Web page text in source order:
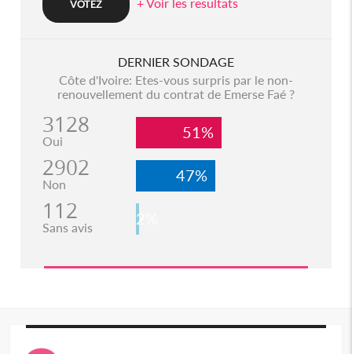
DERNIER SONDAGE
Côte d'Ivoire: Etes-vous surpris par le non-
renouvellement du contrat de Emerse Faé ?
3128
Oui 51%
2902
Non 47%
112
Sans avis 2%